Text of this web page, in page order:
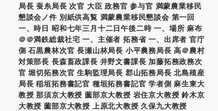
局長 蚕糸局長 次官 大臣 政務官 参与官 満蒙農業移民
懇談会ノ件 別紙供高覧 満蒙農業移民懇談会 第一回
一、時日 昭和七年三月十二日午後二時 一、場所 麻布
＠＠満鉄総裁社宅 一、主催者 拓務省 一、出席者 官庁
側 石黒農林次官 長瀬山林局長 小平農務局長 高＠農村
対策部長 長森畜政課長 井野文書課長 加藤拓務政務次
官 堀切拓務次官 生駒監理局長 郡山拓務局長 北島殖産
局長 稲垣拓務書記官 種垣拓務書記官 学者側 麻生東大
教授 那須京大教授 薗部京大教授 岩住京大教授 鈴木京
大教授 薗部京大教授 上原北大教授 久保九大教授